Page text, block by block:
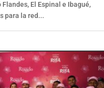
El Espinal e Ibagué,
para la red...